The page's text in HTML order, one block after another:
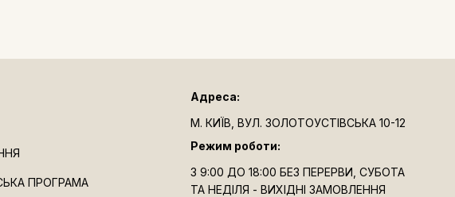
ПРОГРАМА
Адреса:
М. КИЇВ, ВУЛ. ЗОЛОТОУСТІВСЬКА 10-12
Режим роботи:
З 9:00 ДО 18:00 БЕЗ ПЕРЕРВИ, СУБОТА
ТА НЕДІЛЯ - ВИХІДНІ ЗАМОВЛЕННЯ